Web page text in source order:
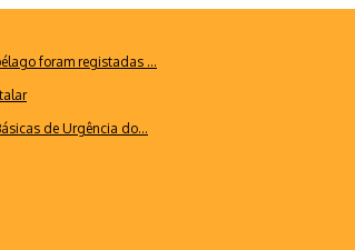
foram registadas ...
de Urgência do...